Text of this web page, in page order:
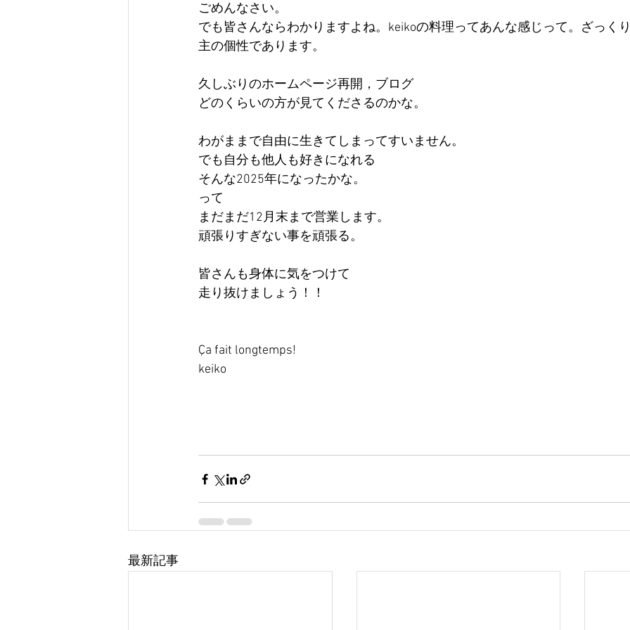
ごめんなさい。
でも皆さんならわかりますよね。keikoの料理ってあんな感じって。ざっく
主の個性であります。
久しぶりのホームページ再開，ブログ
どのくらいの方が見てくださるのかな。
わがままで自由に生きてしまってすいません。
でも自分も他人も好きになれる
そんな2025年になったかな。
って
まだまだ12月末まで営業します。
頑張りすぎない事を頑張る。
皆さんも身体に気をつけて
走り抜けましょう！！
Ça fait longtemps!
keiko
最新記事